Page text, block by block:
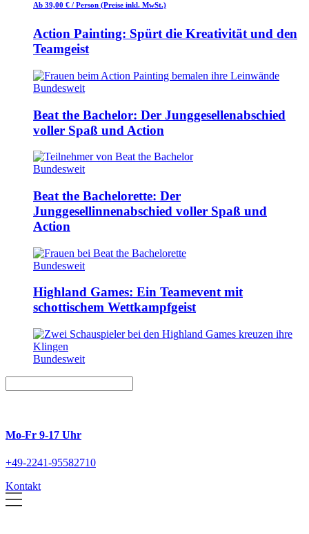
Ab 39,00 € / Person (Preise inkl. MwSt.)
Action Painting: Spürt die Kreativität und den
Teamgeist
Bundesweit
Beat the Bachelor: Der Junggesellenabschied
voller Spaß und Action
Bundesweit
Beat the Bachelorette: Der
Junggesellinnenabschied voller Spaß und
Action
Bundesweit
Highland Games: Ein Teamevent mit
schottischem Wettkampfgeist
Bundesweit
Mo-Fr 9-17 Uhr
+49-2241-95582710
Kontakt